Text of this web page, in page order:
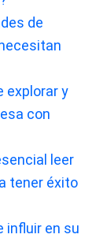
de
explorar y
con
leer
tener éxito
influir en su